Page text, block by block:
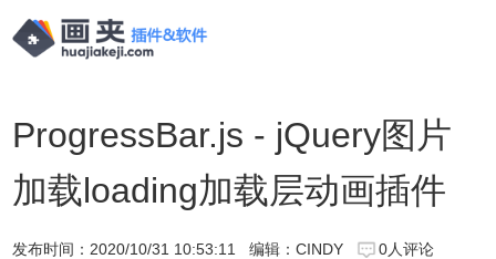
ProgressBar.js - jQuery图片
加载loading加载层动画插件
发布时间： 2020/10/31 10:53:11 编辑：CINDY
0人评论